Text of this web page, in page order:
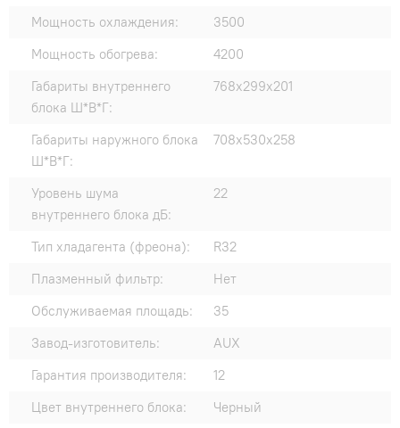
Мощность охлаждения:
3500
Мощность обогрева:
4200
Габариты внутреннего
блока Ш*В*Г:
768х299х201
Габариты наружного блока
Ш*В*Г:
708х530х258
Уровень шума
внутреннего блока дБ:
22
Тип хладагента (фреона):
R32
Плазменный фильтр:
Нет
Обслуживаемая площадь:
35
Завод-изготовитель:
AUX
Гарантия производителя:
12
Цвет внутреннего блока:
Черный